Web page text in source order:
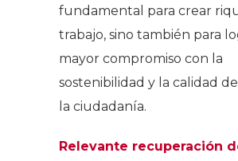
fundamental para crear
trabajo, sino también para
mayor compromiso con la
sostenibilidad y la calidad
la ciudadanía.
Relevante recuperación